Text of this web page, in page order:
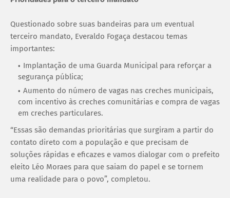
Questionado sobre suas bandeiras para um eventual
terceiro mandato, Everaldo Fogaça destacou temas
importantes:
Implantação de uma Guarda Municipal para reforçar a
segurança pública;
Aumento do número de vagas nas creches municipais,
com incentivo às creches comunitárias e compra de vagas
em creches particulares.
“Essas são demandas prioritárias que surgiram a partir do
contato direto com a população e que precisam de
soluções rápidas e eficazes e vamos dialogar com o prefeito
eleito Léo Moraes para que saiam do papel e se tornem
uma realidade para o povo”, completou.